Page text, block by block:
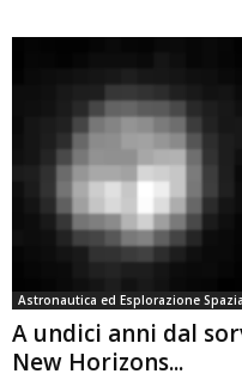
Astronautica ed Esplorazione
A undici anni dal
New Horizons...